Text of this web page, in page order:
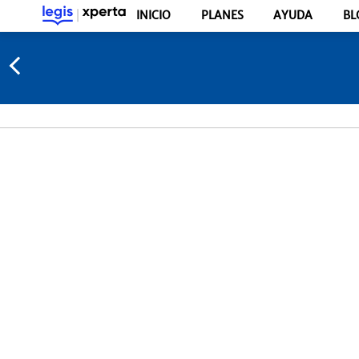
INICIO PLANES AYUDA